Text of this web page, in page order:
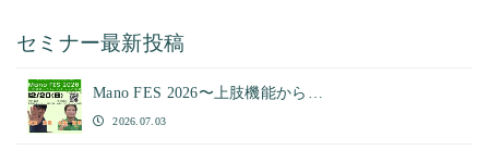
セミナー最新投稿
Mano FES 2026〜上肢機能から…
2026.07.03